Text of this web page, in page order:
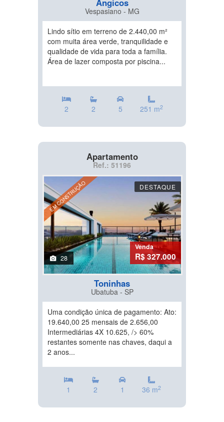
Angicos
Vespasiano - MG
Lindo sítio em terreno de 2.440,00 m²
com muita área verde, tranquilidade e
qualidade de vida para toda a família.
Área de lazer composta por piscina...
2 2 5 251 m2
Apartamento
Ref.: 51196
EM CONSTRUÇÃO DESTAQUE
28
Venda
R$ 327.000
Toninhas
Ubatuba - SP
Uma condição única de pagamento: Ato:
19.640,00 25 mensais de 2.656,00
Intermediárias 4X 10.625, /> 60%
restantes somente nas chaves, daqui a
2 anos...
1 2 1 36 m2